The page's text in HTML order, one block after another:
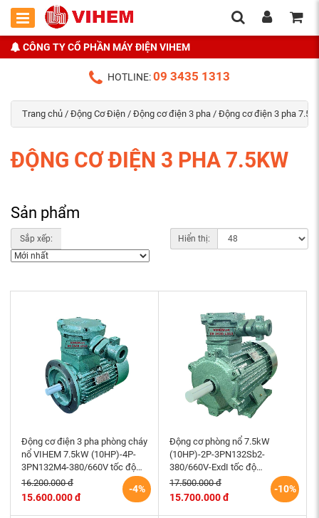
CÔNG TY CỔ PHẦN MÁY ĐIỆN VIHEM
HOTLINE:09 3435 1313
Trang chủ / Động Cơ Điện / Động cơ điện 3 pha / Động cơ điện 3 pha
ĐỘNG CƠ ĐIỆN 3 PHA 7.5KW
Sản phẩm
Sắp xếp: Hiển thị:
Động cơ điện 3 pha phòng cháy
nổ VIHEM 7.5kW (10HP)-4P-
3PN132M4-380/660V tốc độ
1440~1500 rpm lắp đứng (mặt
bích)
-4%
16.200.000 đ
15.600.000 đ
Động cơ phòng nổ 7.5kW
(10HP)-2P-3PN132Sb2-
380/660V-ExdI tốc độ
2930~3000 RPM điện cơ Hem
Vihem
-10%
17.500.000 đ
15.700.000 đ